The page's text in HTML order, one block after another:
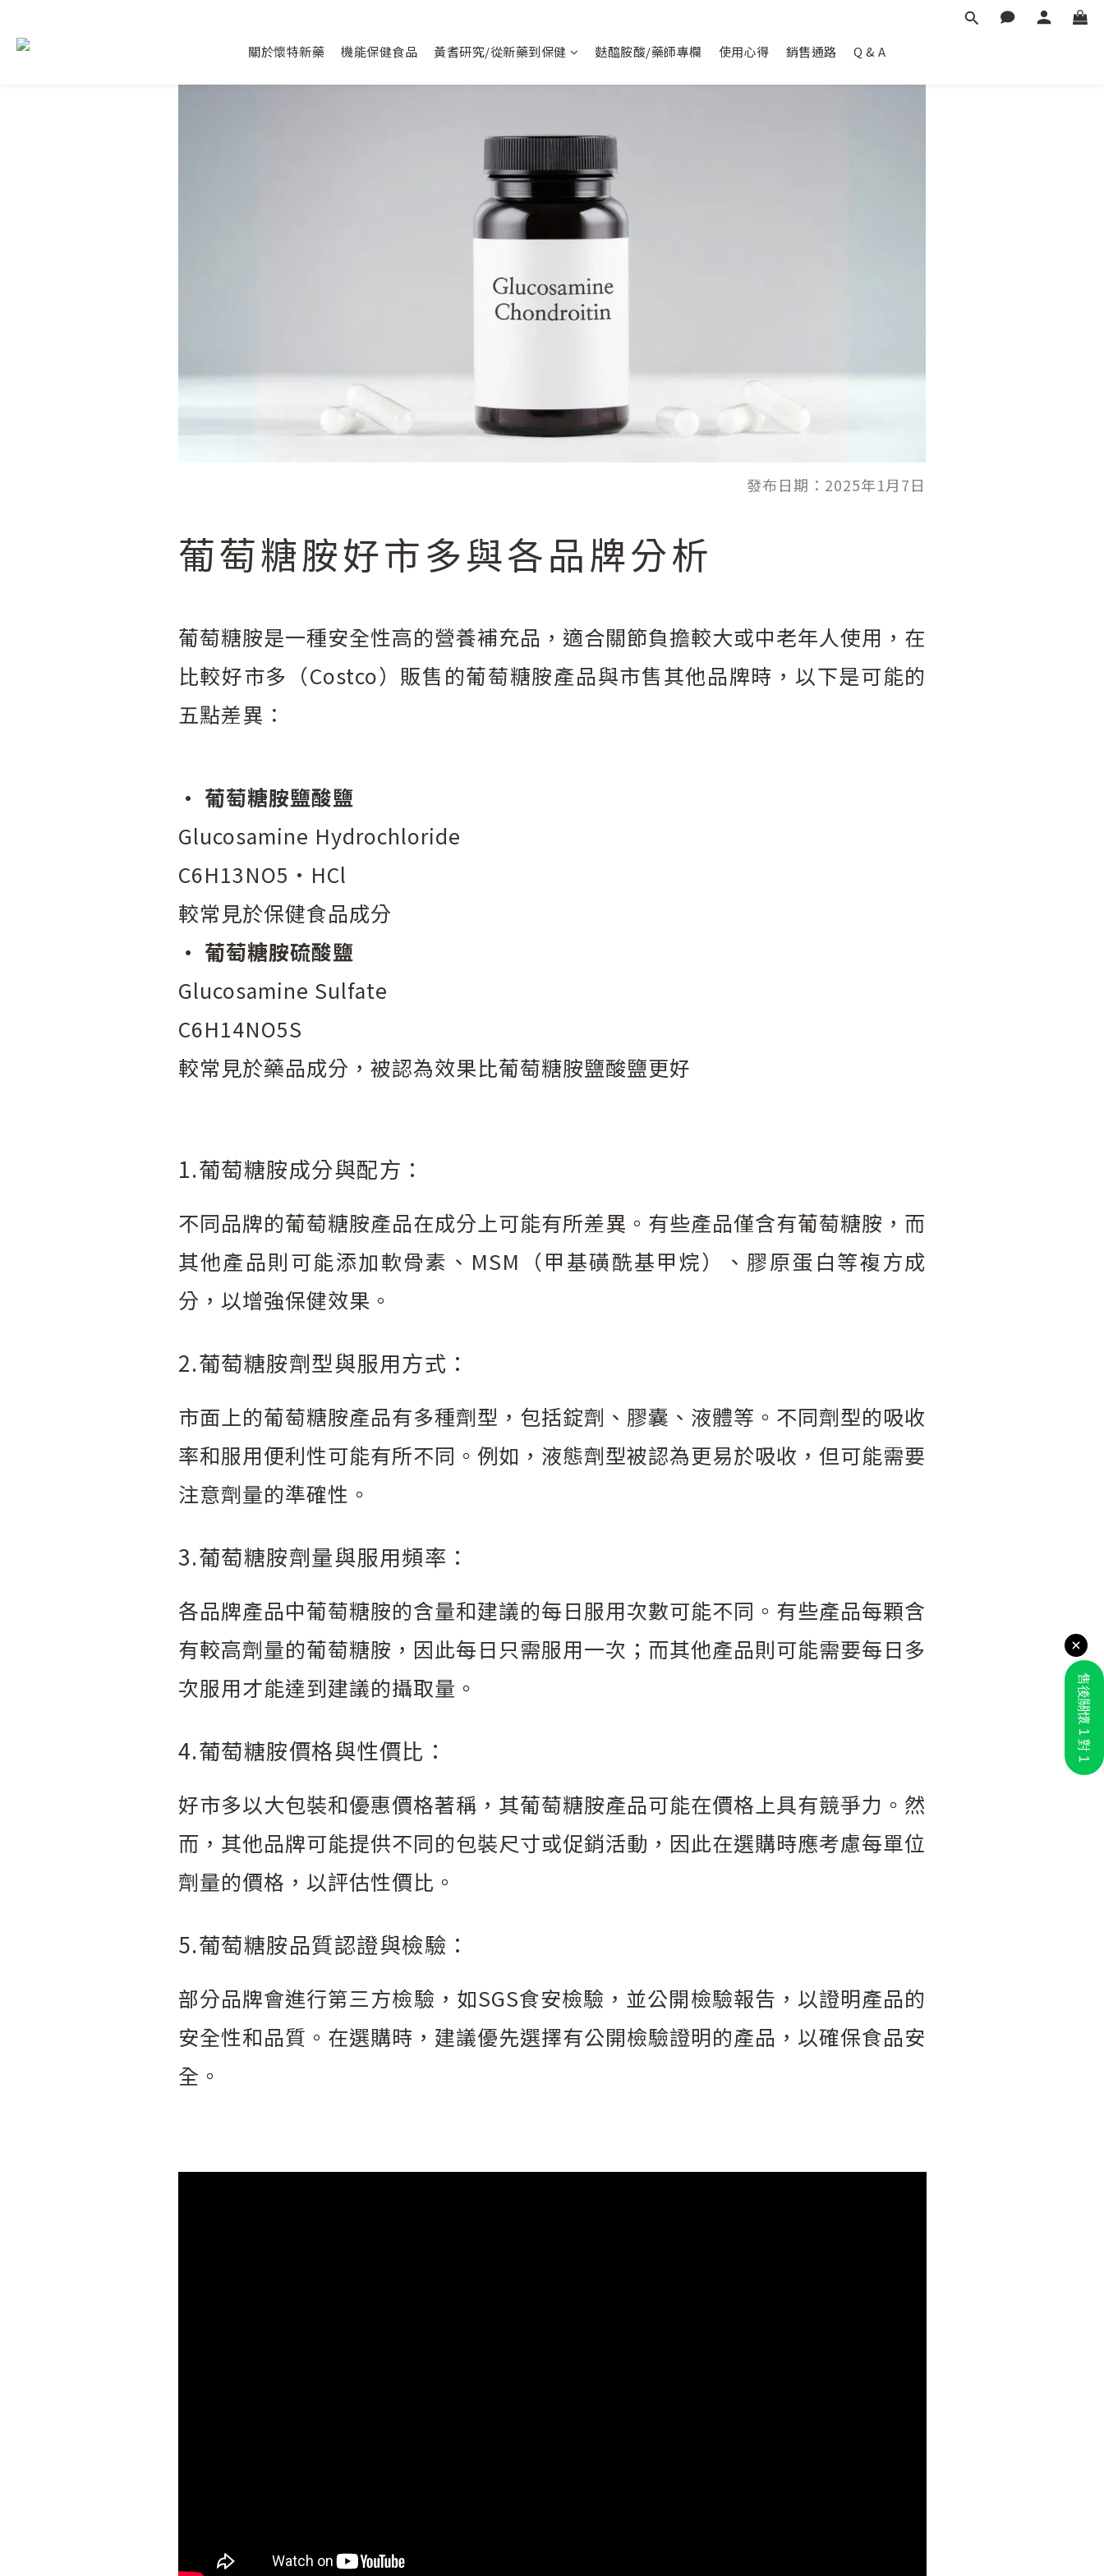
關於懷特新藥 機能保健食品 黃耆研究/從新藥到保健 麩醯胺酸/藥師專欄 使用心得 銷售通路 Q & A
發布日期：2025年1月7日
葡萄糖胺好市多與各品牌分析
葡萄糖胺是一種安全性高的營養補充品，適合關節負擔較大或中老年人使用，在
比較好市多（Costco）販售的葡萄糖胺產品與市售其他品牌時，以下是可能的
五點差異：
• 葡萄糖胺鹽酸鹽
Glucosamine Hydrochloride
C6H13NO5·HCl
較常見於保健食品成分
• 葡萄糖胺硫酸鹽
Glucosamine Sulfate
C6H14NO5S
較常見於藥品成分，被認為效果比葡萄糖胺鹽酸鹽更好
1.葡萄糖胺成分與配方：
不同品牌的葡萄糖胺產品在成分上可能有所差異。有些產品僅含有葡萄糖胺，而
其他產品則可能添加軟骨素、MSM（甲基磺酰基甲烷）、膠原蛋白等複方成
分，以增強保健效果。
2.葡萄糖胺劑型與服用方式：
市面上的葡萄糖胺產品有多種劑型，包括錠劑、膠囊、液體等。不同劑型的吸收
率和服用便利性可能有所不同。例如，液態劑型被認為更易於吸收，但可能需要
注意劑量的準確性。
3.葡萄糖胺劑量與服用頻率：
各品牌產品中葡萄糖胺的含量和建議的每日服用次數可能不同。有些產品每顆含
有較高劑量的葡萄糖胺，因此每日只需服用一次；而其他產品則可能需要每日多
次服用才能達到建議的攝取量。
4.葡萄糖胺價格與性價比：
好市多以大包裝和優惠價格著稱，其葡萄糖胺產品可能在價格上具有競爭力。然
而，其他品牌可能提供不同的包裝尺寸或促銷活動，因此在選購時應考慮每單位
劑量的價格，以評估性價比。
5.葡萄糖胺品質認證與檢驗：
部分品牌會進行第三方檢驗，如SGS食安檢驗，並公開檢驗報告，以證明產品的
安全性和品質。在選購時，建議優先選擇有公開檢驗證明的產品，以確保食品安
全。